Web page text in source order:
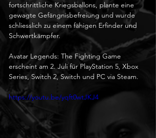
fortschrittliche Kriegsballons, plante eine
gewagte Gefängnisbefreiung und wurde
schliesslich zu einem fähigen Erfinder und
Schwertkämpfer.
Avatar Legends: The Fighting Game
erscheint am 2. Juli für PlayStation 5, Xbox
Series, Switch 2, Switch und PC via Steam.
https://youtu.be/yqft0wtJKJ4